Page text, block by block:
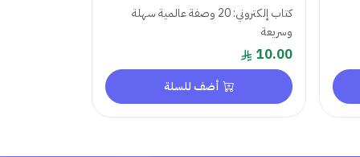
كتاب إلكتروني: 20 وصفة عالمية سهلة
وسريعة
10.00
أضف للسلة